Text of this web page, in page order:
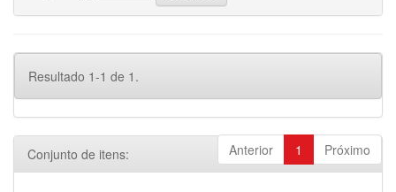
Resultado 1-1 de 1.
Anterior 1 Próximo
Conjunto de itens: